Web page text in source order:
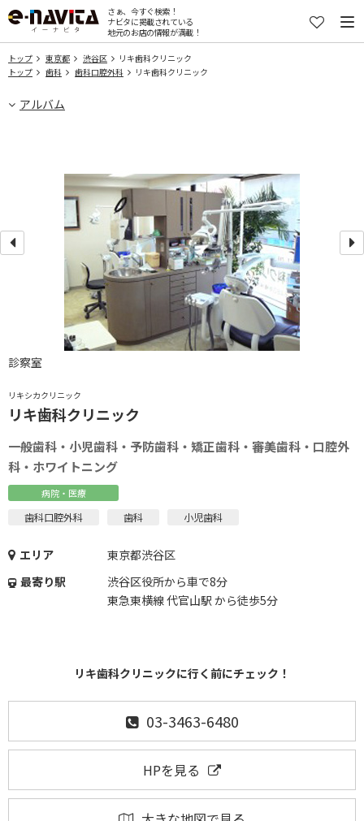
さぁ、今すぐ検索！
ナビタに掲載されている
地元のお店の情報が満載！
トップ 東京都 渋谷区
リキ歯科クリニック
トップ
歯科 歯科口腔外科 リキ歯科クリニック
アルバム
リキシカクリニック
リキ歯科クリニック
一般歯科・小児歯科・予防歯科・矯正歯科・審美歯科・口腔外
科・ホワイトニング
病院・医療
歯科口腔外科 歯科 小児歯科
エリア
東京都渋谷区
最寄り駅
渋谷区役所から車で8分
東急東横線 代官山駅 から徒歩5分
リキ歯科クリニックに行く前にチェック！
03-3463-6480
HPを見る
診察室